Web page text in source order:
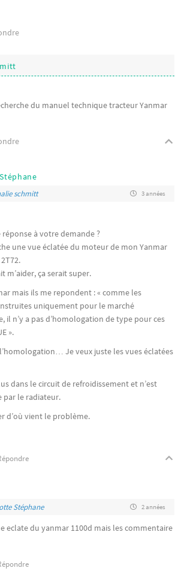
du manuel technique tracteur Yanmar
schmitt 3 années
réponse à votre demande ?
une vue éclatée du moteur de mon Yanmar
m’aider, ça serait super.
mais ils me repondent : « comme les
uniquement pour le marché
il n’y a pas d’homologation de type pour ces
».
Je veux juste les vues éclatées
dans le circuit de refroidissement et n’est
par le radiateur.
d’où vient le problème.
Stéphane 2 années
eclate du yanmar 1100d mais les commentaire